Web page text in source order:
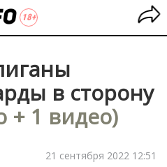
в сторону
+ 1 видео)
21 сентября 2022 12:51